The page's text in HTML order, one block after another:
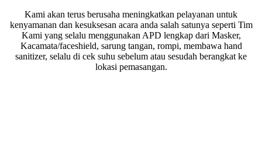
Kami akan terus berusaha meningkatkan pelayanan untuk
kenyamanan dan kesuksesan acara anda salah satunya seperti Tim
Kami yang selalu menggunakan APD lengkap dari Masker,
Kacamata/faceshield, sarung tangan, rompi, membawa hand
sanitizer, selalu di cek suhu sebelum atau sesudah berangkat ke
lokasi pemasangan.